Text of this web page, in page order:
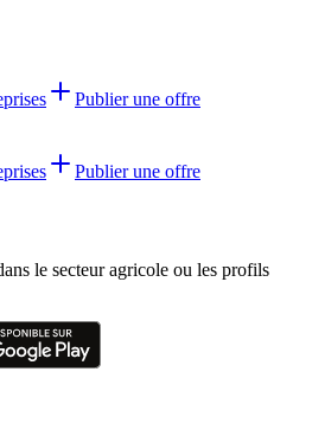
Publier une offre
Publier une offre
le secteur agricole ou les profils